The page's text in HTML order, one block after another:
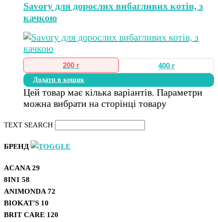
Savory для дорослих вибагливих котів, з
качкою
200 г 400 г
Додати в кошик
Цей товар має кілька варіантів. Параметри
можна вибрати на сторінці товару
TEXT SEARCH
БРЕНД
ACANA 29
8IN1 58
ANIMONDA 72
BIOKAT'S 10
BRIT CARE 120